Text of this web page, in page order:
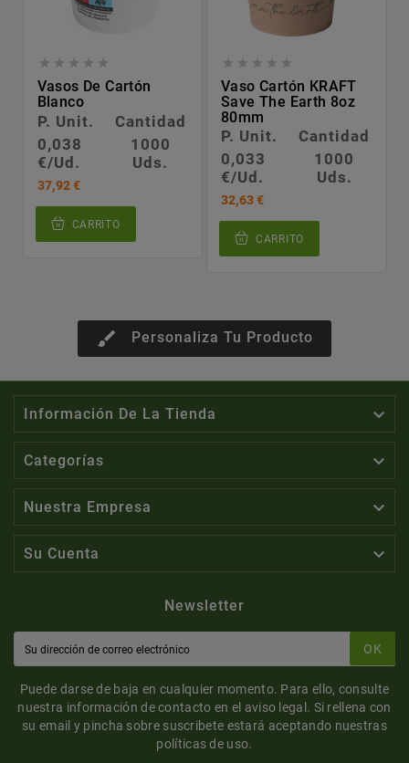
    
Vasos De Cartón
Blanco
P. Unit.
Cantidad
0,038
€/Ud.
1000
Uds.
37,92 €
CARRITO
    
Vaso Cartón KRAFT
Save The Earth 8oz
80mm
P. Unit.
Cantidad
0,033
€/Ud.
1000
Uds.
32,63 €
CARRITO
brush Personaliza Tu Producto
Información De La Tienda 
Categorías 
Nuestra Empresa 
Su Cuenta 
Newsletter
OK
Puede darse de baja en cualquier momento. Para ello, consulte
nuestra información de contacto en el aviso legal. Si rellena con
su email y pincha sobre suscribete estará aceptando nuestras
políticas de uso.